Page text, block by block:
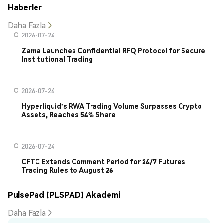
Haberler
Daha Fazla
2026-07-24
Zama Launches Confidential RFQ Protocol for Secure
Institutional Trading
2026-07-24
Hyperliquid's RWA Trading Volume Surpasses Crypto
Assets, Reaches 54% Share
2026-07-24
CFTC Extends Comment Period for 24/7 Futures
Trading Rules to August 26
PulsePad (PLSPAD) Akademi
Daha Fazla